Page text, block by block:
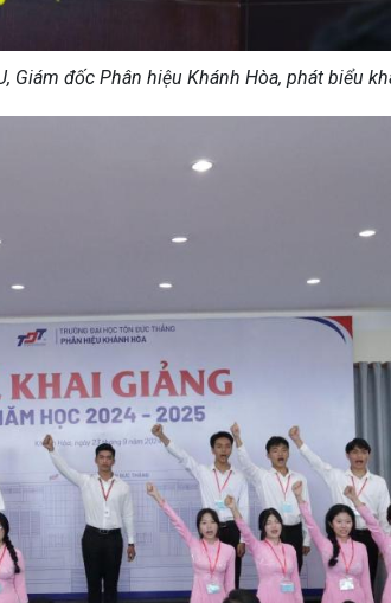
Giám đốc Phân hiệu Khánh Hòa, phát biểu